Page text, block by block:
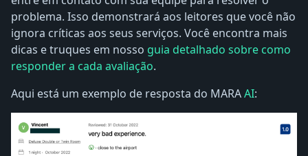
problema. Isso demonstrará aos leitores que você não
ignora críticas aos seus serviços. Você encontra mais
dicas e truques em nosso guia detalhado sobre como
responder a cada avaliação.
Aqui está um exemplo de resposta do MARAAI: